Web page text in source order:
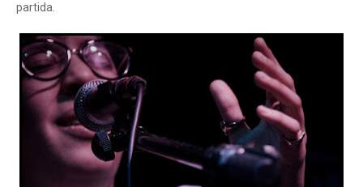
partida.